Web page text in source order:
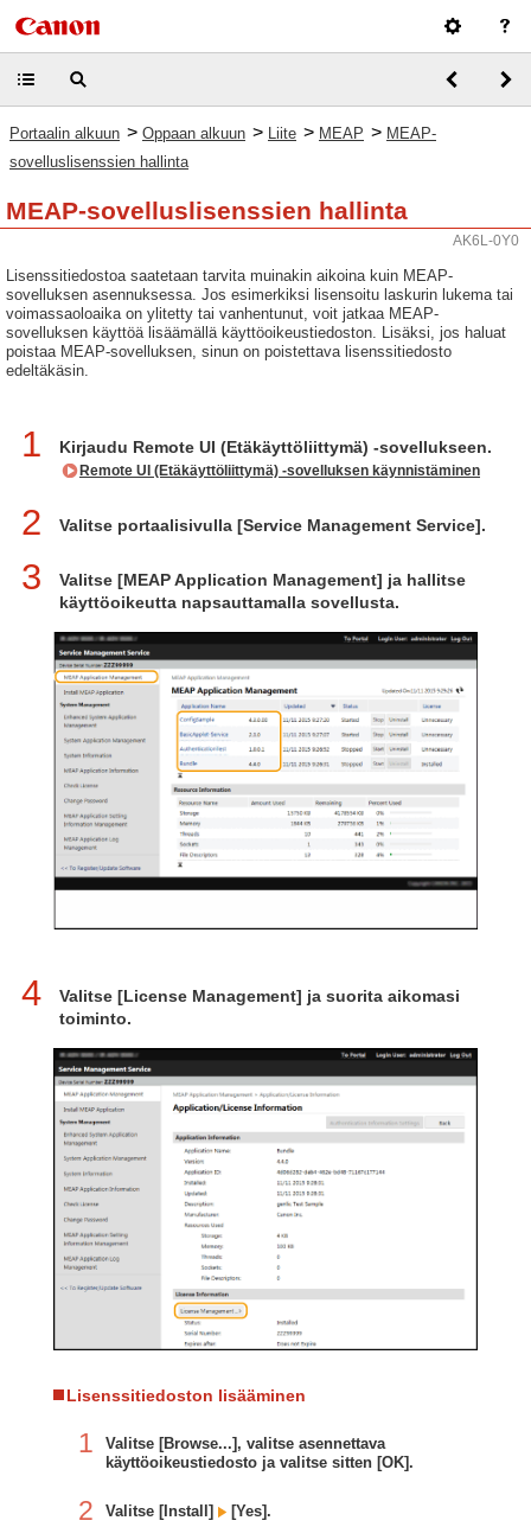
Portaalin alkuun > Oppaan alkuun > Liite > MEAP > MEAP-
sovelluslisenssien hallinta
MEAP-sovelluslisenssien hallinta
AK6L-0Y0
Lisenssitiedostoa saatetaan tarvita muinakin aikoina kuin MEAP-
sovelluksen asennuksessa. Jos esimerkiksi lisensoitu laskurin lukema tai
voimassaoloaika on ylitetty tai vanhentunut, voit jatkaa MEAP-
sovelluksen käyttöä lisäämällä käyttöoikeustiedoston. Lisäksi, jos haluat
poistaa MEAP-sovelluksen, sinun on poistettava lisenssitiedosto
edeltäkäsin.
1 Kirjaudu Remote UI (Etäkäyttöliittymä) -sovellukseen.
Remote UI (Etäkäyttöliittymä) -sovelluksen käynnistäminen
2 Valitse portaalisivulla [Service Management Service].
3
Valitse [MEAP Application Management] ja hallitse
käyttöoikeutta napsauttamalla sovellusta.
4
Valitse [License Management] ja suorita aikomasi
toiminto.
Lisenssitiedoston lisääminen
1
Valitse [Browse...], valitse asennettava
käyttöoikeustiedosto ja valitse sitten [OK].
2 Valitse [Install]
[Yes].